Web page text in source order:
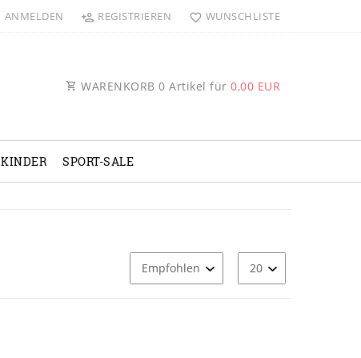
ANMELDEN REGISTRIEREN WUNSCHLISTE
WARENKORB 0 Artikel für 0,00 EUR
KINDER SPORT-SALE